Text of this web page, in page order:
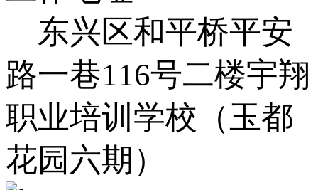
东兴区和平桥平安
路一巷116号二楼宇翔
职业培训学校（玉都
花园六期）